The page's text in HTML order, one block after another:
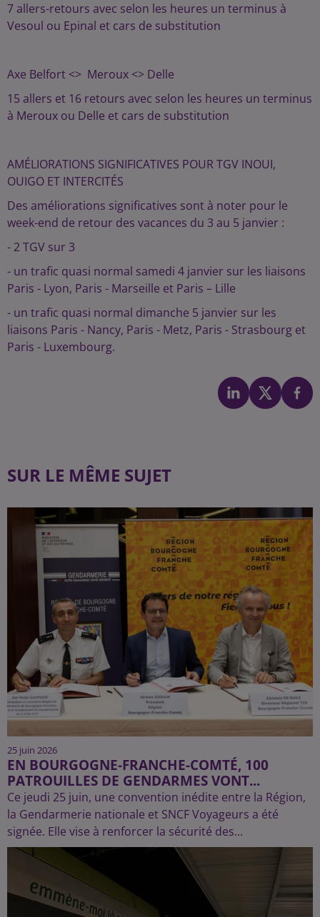
7 allers-retours avec selon les heures un terminus à
Vesoul ou Epinal et cars de substitution
Axe Belfort <> Meroux <> Delle
15 allers et 16 retours avec selon les heures un terminus
à Meroux ou Delle et cars de substitution
AMÉLIORATIONS SIGNIFICATIVES POUR TGV INOUI,
OUIGO ET INTERCITÉS
Des améliorations significatives sont à noter pour le
week-end de retour des vacances du 3 au 5 janvier :
- 2 TGV sur 3
- un trafic quasi normal samedi 4 janvier sur les liaisons
Paris - Lyon, Paris - Marseille et Paris – Lille
- un trafic quasi normal dimanche 5 janvier sur les
liaisons Paris - Nancy, Paris - Metz, Paris - Strasbourg et
Paris - Luxembourg.
SUR LE MÊME SUJET
25 juin 2026
EN BOURGOGNE-FRANCHE-COMTÉ, 100
PATROUILLES DE GENDARMES VONT...
Ce jeudi 25 juin, une convention inédite entre la Région,
la Gendarmerie nationale et SNCF Voyageurs a été
signée. Elle vise à renforcer la sécurité des...